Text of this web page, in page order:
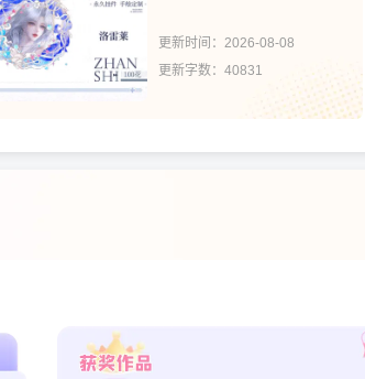
更新时间：2026-08-08
更新字数：40831